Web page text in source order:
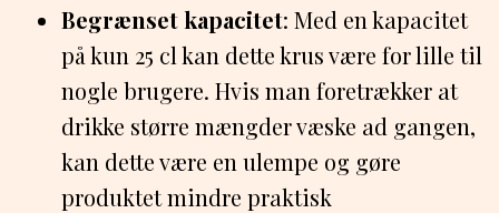
Begrænset kapacitet: Med en kapacitet
på kun 25 cl kan dette krus være for lille til
nogle brugere. Hvis man foretrækker at
drikke større mængder væske ad gangen,
kan dette være en ulempe og gøre
produktet mindre praktisk